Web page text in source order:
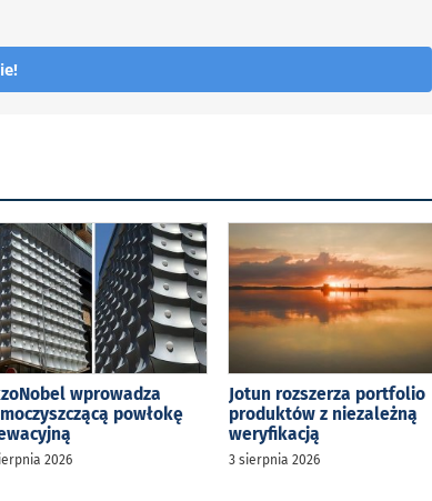
wprowadza
powłokę
2026
Jotun rozszerza portfolio
produktów z niezależną
weryfikacją
3 sierpnia 2026